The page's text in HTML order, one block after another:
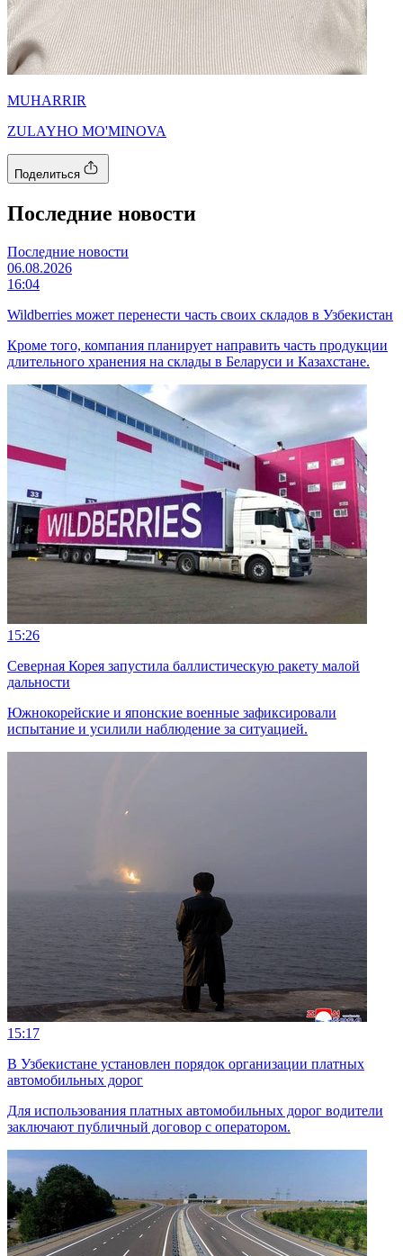
MUHARRIR
ZULAYHO MO'MINOVA
Поделиться
Последние новости
Последние новости
06.08.2026
16:04
Wildberries может перенести часть своих складов в Узбекистан
Кроме того, компания планирует направить часть продукции
длительного хранения на склады в Беларуси и Казахстане.
15:26
Северная Корея запустила баллистическую ракету малой
дальности
Южнокорейские и японские военные зафиксировали
испытание и усилили наблюдение за ситуацией.
15:17
В Узбекистане установлен порядок организации платных
автомобильных дорог
Для использования платных автомобильных дорог водители
заключают публичный договор с оператором.